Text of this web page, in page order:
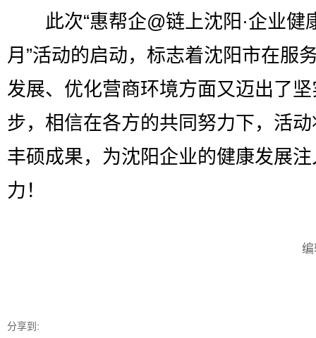
此次“惠帮企@链上沈阳·企业健
月”活动的启动，标志着沈阳市在服
发展、优化营商环境方面又迈出了
步，相信在各方的共同努力下，活
丰硕成果，为沈阳企业的健康发展
力！
分享到: